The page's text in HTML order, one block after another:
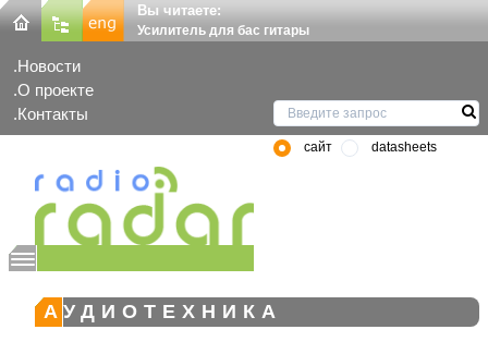
Вы читаете:
Усилитель для бас гитары
Новости
О проекте
Контакты
сайт datasheets
АУДИОТЕХНИКА